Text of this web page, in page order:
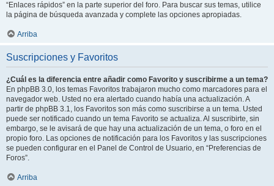
“Enlaces rápidos” en la parte superior del foro. Para buscar sus temas, utilice
la página de búsqueda avanzada y complete las opciones apropiadas.
Arriba
Suscripciones y Favoritos
¿Cuál es la diferencia entre añadir como Favorito y suscribirme a un tema?
En phpBB 3.0, los temas Favoritos trabajaron mucho como marcadores para el
navegador web. Usted no era alertado cuando había una actualización. A
partir de phpBB 3.1, los Favoritos son más como suscribirse a un tema. Usted
puede ser notificado cuando un tema Favorito se actualiza. Al suscribirte, sin
embargo, se le avisará de que hay una actualización de un tema, o foro en el
propio foro. Las opciones de notificación para los Favoritos y las suscripciones
se pueden configurar en el Panel de Control de Usuario, en “Preferencias de
Foros”.
Arriba